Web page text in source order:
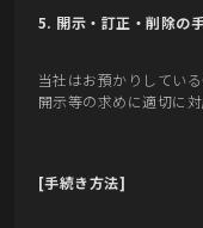
5. 開示・訂正・削除の
当社はお預かりしてい
開示等の求めに適切に対
[手続き方法]